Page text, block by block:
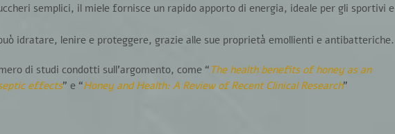
semplici, il miele fornisce un rapido apporto di energia, ideale per gli sportivi e
idratare, lenire e proteggere, grazie alle sue proprietà emollienti e antibatteriche.
di studi condotti sull’argomento, come “ The health benefits of honey as an
effects” e “Honey and Health: A Review of Recent Clinical Research”